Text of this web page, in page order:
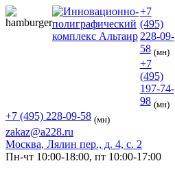
+7
(495)
228-09-
58 (мн)
+7
(495)
197-74-
98 (мн)
+7 (495) 228-09-58 (мн)
zakaz@a228.ru
Москва, Лялин пер., д. 4, с. 2
Пн-чт 10:00-18:00, пт 10:00-17:00